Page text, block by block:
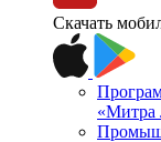
Скачать
«Митра